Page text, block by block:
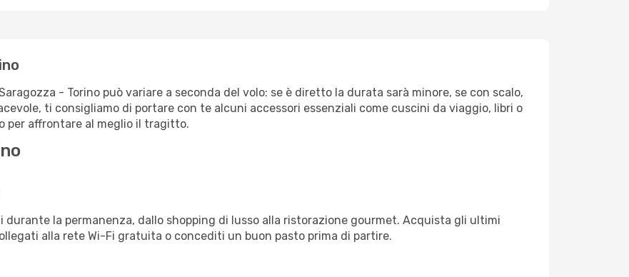
- Torino può variare a seconda del volo: se è diretto la durata sarà minore, se con scalo,
ti consigliamo di portare con te alcuni accessori essenziali come cuscini da viaggio, libri o
per affrontare al meglio il tragitto.
durante la permanenza, dallo shopping di lusso alla ristorazione gourmet. Acquista gli ultimi
alla rete Wi-Fi gratuita o concediti un buon pasto prima di partire.